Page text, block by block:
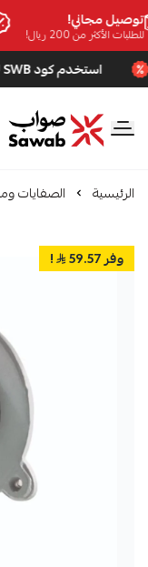
مجاني!
الأكثر من 200 ريال!
استخدم كود SWB لخصم إضافي + شحن مجاني للطلبات فوق 200 ريال
صواب
الرئيسية الصفايات
وفر 59.57 !